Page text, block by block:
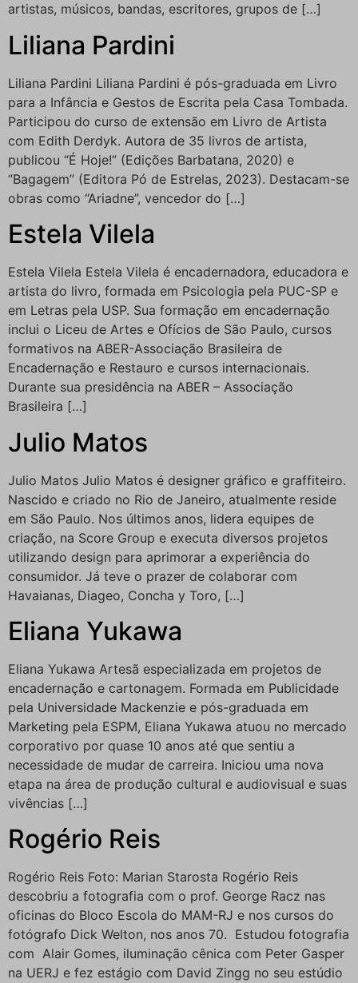
artistas, músicos, bandas, escritores, grupos de […]
Liliana Pardini
Liliana Pardini Liliana Pardini é pós-graduada em Livro
para a Infância e Gestos de Escrita pela Casa Tombada.
Participou do curso de extensão em Livro de Artista
com Edith Derdyk. Autora de 35 livros de artista,
publicou “É Hoje!” (Edições Barbatana, 2020) e
“Bagagem” (Editora Pó de Estrelas, 2023). Destacam-se
obras como “Ariadne”, vencedor do […]
Estela Vilela
Estela Vilela Estela Vilela é encadernadora, educadora e
artista do livro, formada em Psicologia pela PUC-SP e
em Letras pela USP. Sua formação em encadernação
inclui o Liceu de Artes e Ofícios de São Paulo, cursos
formativos na ABER-Associação Brasileira de
Encadernação e Restauro e cursos internacionais.
Durante sua presidência na ABER – Associação
Brasileira […]
Julio Matos
Julio Matos Julio Matos é designer gráfico e graffiteiro.
Nascido e criado no Rio de Janeiro, atualmente reside
em São Paulo. Nos últimos anos, lidera equipes de
criação, na Score Group e executa diversos projetos
utilizando design para aprimorar a experiência do
consumidor. Já teve o prazer de colaborar com
Havaianas, Diageo, Concha y Toro, […]
Eliana Yukawa
Eliana Yukawa Artesã especializada em projetos de
encadernação e cartonagem. Formada em Publicidade
pela Universidade Mackenzie e pós-graduada em
Marketing pela ESPM, Eliana Yukawa atuou no mercado
corporativo por quase 10 anos até que sentiu a
necessidade de mudar de carreira. Iniciou uma nova
etapa na área de produção cultural e audiovisual e suas
vivências […]
Rogério Reis
Rogério Reis Foto: Marian Starosta Rogério Reis
descobriu a fotografia com o prof. George Racz nas
oficinas do Bloco Escola do MAM-RJ e nos cursos do
fotógrafo Dick Welton, nos anos 70. Estudou fotografia
com Alair Gomes, iluminação cênica com Peter Gasper
na UERJ e fez estágio com David Zingg no seu estúdio